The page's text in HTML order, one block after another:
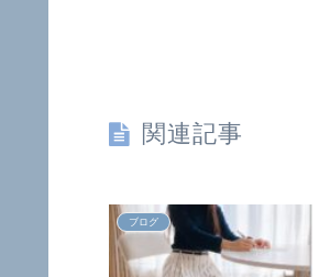
関連記事
ブログ